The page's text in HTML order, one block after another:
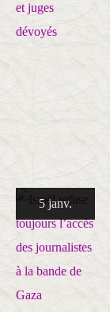
5 janv.